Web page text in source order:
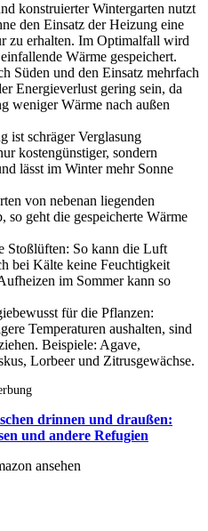
konstruierter Wintergarten nutzt
den Einsatz der Heizung eine
zu erhalten. Im Optimalfall wird
Wärme gespeichert.
Süden und den Einsatz mehrfach
Energieverlust gering sein, da
weniger Wärme nach außen
ist schräger Verglasung
kostengünstiger, sondern
lässt im Winter mehr Sonne
von nebenan liegenden
so geht die gespeicherte Wärme
Stoßlüften: So kann die Luft
bei Kälte keine Feuchtigkeit
im Sommer kann so
für die Pflanzen:
Temperaturen aushalten, sind
Beispiele: Agave,
Lorbeer und Zitrusgewächse.
drinnen und draußen:
und andere Refugien
ansehen